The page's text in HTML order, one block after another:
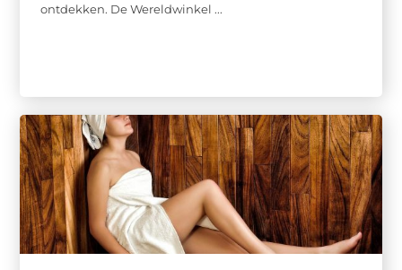
ontdekken. De Wereldwinkel ...